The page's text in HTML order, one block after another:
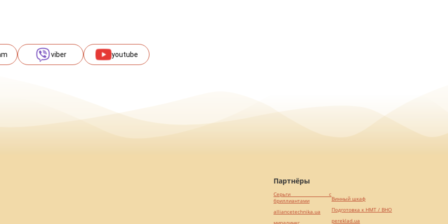
viber youtube
Партнёры
Серьги с
бриллиантами
alliancetechnika.ua
миралинкс
Винный шкаф
Подготовка к НМТ / ВНО
pereklad.ua